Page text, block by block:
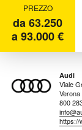
PREZZO
da 63.250
a 93.000 €
Audi
Viale
800
https://